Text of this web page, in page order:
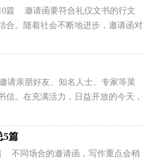
篇 邀请函要符合礼仪文书的行文
合。随着社会不断地进步，邀请函对
相关的邀请函到底怎...
亲朋好友、知名人士、专家等菜
信。在充满活力，日益开放的今天，
越大，我们该怎么拟...
5篇
不同场合的邀请函，写作重点会稍